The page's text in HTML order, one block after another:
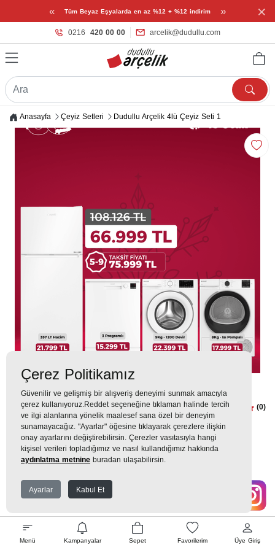
« Tüm Beyaz Eşyalarda en az %12 + %12 indirim » ×
0216 420 00 00 arcelik@dudullu.com
Menü Kampanyalar Sepet Favorilerim Üye Giriş
Anasayfa Çeyiz Setleri Dudullu Arçelik 4lü Çeyiz Seti 1
Arçelik
Dudullu Arçelik 4lü Çeyiz Seti 1 (0)
102.086TL
11.343 TLx 9 Taksit =102.086 TL
Ekstra İndirim %12 =89.836
Çeyiz Setindeki Ürünler
Çerez Politikamız
Güvenilir ve gelişmiş bir alışveriş deneyimi sunmak amacıyla
çerez kullanıyoruz.Reddet seçeneğine tıklaman halinde tercih
ve ilgi alanlarına yönelik maalesef sana özel bir deneyim
sunamayacağız. "Ayarlar" öğesine tıklayarak çerezlere ilişkin
onay ayarlarını değiştirebilirsin. Çerezler vasıtasıyla hangi
kişisel verileri topladığımız ve nasıl kullandığımız hakkında
aydınlatma metnine buradan ulaşabilirsin.
Ayarlar Kabul Et